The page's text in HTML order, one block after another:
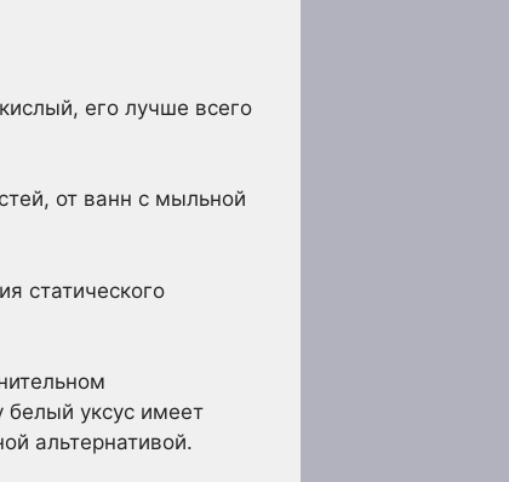
его лучше всего
от ванн с мыльной
статического
белый уксус имеет
альтернативой.